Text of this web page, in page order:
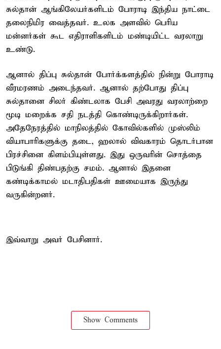
சுல்தான் ஆங்கிலேயர்களிடம் போராடி இந்திய நாட்டை
தலைநிமிர வைத்தவர். உலக அளவில் பெரிய
மன்னர்கள் கூட எதிராளிகளிடம் மண்டியிட்ட வரலாறு
உண்டு.
ஆனால் திப்பு சுல்தான் போர்க்களத்தில் நின்று போராடி
வீரமரணம் அடைந்தவர். ஆனால் தற்போது திப்பு
சுல்தானை சிலர் கிண்டலாக பேசி அவரது வரலாற்றை
மூடி மறைக்க சதி நடத்தி கொண்டிருக்கிறார்கள்.
அதேநேரத்தில் மாநிலத்தில் கோவில்களில் முஸ்லிம்
வியாபாரிகளுக்கு தடை, ஹலால் விவகாரம் தொடர்பான
பிரச்சினை கிளம்பியுள்ளது. இது ஒருவரின் சொத்தை
பிடுங்கி திண்பதற்கு சமம். ஆனால் இதனை
கண்டிக்காமல் மடாதிபதிகள் ஊமையாக இருந்து
வருகின்றனர்.
இவ்வாறு அவர் பேசினார்.
Show Comments